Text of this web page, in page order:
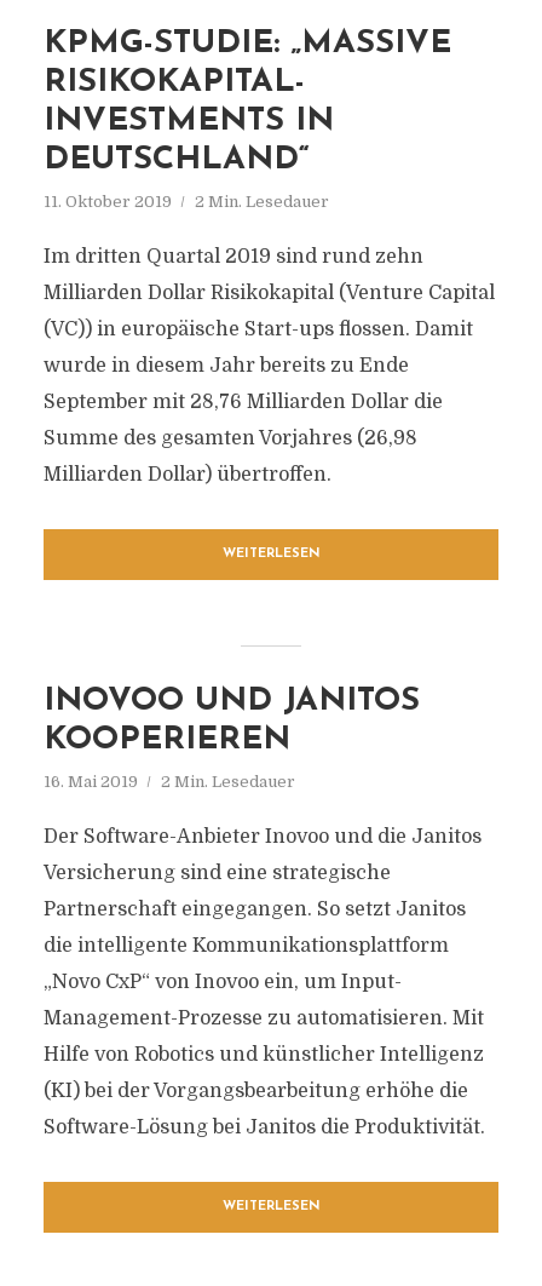
KPMG-STUDIE: „MASSIVE
RISIKOKAPITAL-
INVESTMENTS IN
DEUTSCHLAND“
11. Oktober 2019 2 Min. Lesedauer
Im dritten Quartal 2019 sind rund zehn
Milliarden Dollar Risikokapital (Venture Capital
(VC)) in europäische Start-ups flossen. Damit
wurde in diesem Jahr bereits zu Ende
September mit 28,76 Milliarden Dollar die
Summe des gesamten Vorjahres (26,98
Milliarden Dollar) übertroffen.
WEITERLESEN
INOVOO UND JANITOS
KOOPERIEREN
16. Mai 2019 2 Min. Lesedauer
Der Software-Anbieter Inovoo und die Janitos
Versicherung sind eine strategische
Partnerschaft eingegangen. So setzt Janitos
die intelligente Kommunikationsplattform
„Novo CxP“ von Inovoo ein, um Input-
Management-Prozesse zu automatisieren. Mit
Hilfe von Robotics und künstlicher Intelligenz
(KI) bei der Vorgangsbearbeitung erhöhe die
Software-Lösung bei Janitos die Produktivität.
WEITERLESEN